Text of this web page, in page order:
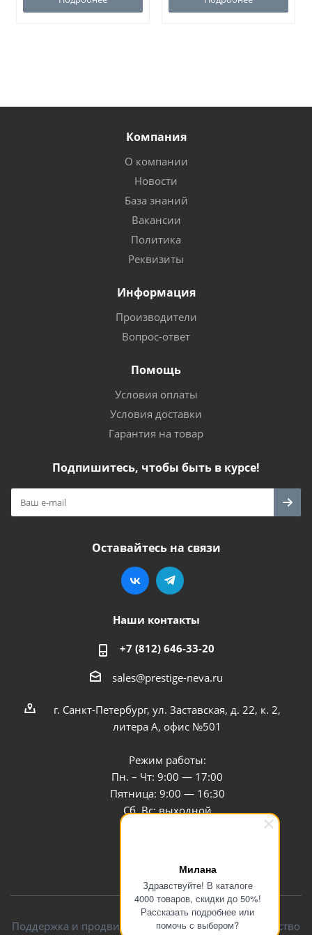
Милана
Здравствуйте! В каталоге
4000 товаров, скидки до 50%!
Рассказать подробнее или
помочь с выбором?
Компания
О компании
Новости
База знаний
Вакансии
Политика
Реквизиты
Информация
Производители
Вопрос-ответ
Помощь
Условия оплаты
Условия доставки
Гарантия на товар
Подпишитесь, чтобы быть в курсе!
Оставайтесь на связи
Наши контакты
+7 (812) 646-33-20
sales@prestige-neva.ru
г. Санкт-Петербург, ул. Заставская, д. 22, к. 2,
литера А, офис №501
Режим работы:
Пн. – Чт: 9:00 — 17:00
Пятница: 9:00 — 16:30
Сб, Вс: выходной
Поддержка и продвижение сайта — интернет-агентство